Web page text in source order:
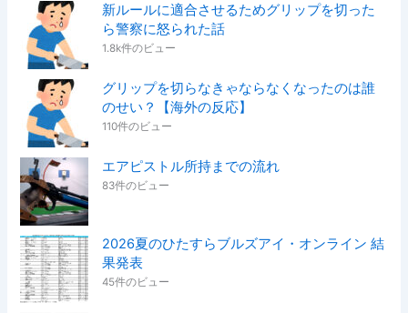
新ルールに適合させるためグリップを切った
ら警察に怒られた話
1.8k件のビュー
グリップを切らなきゃならなくなったのは誰
のせい？【海外の反応】
110件のビュー
エアピストル所持までの流れ
83件のビュー
2026夏のひたすらブルズアイ・オンライン 結
果発表
45件のビュー